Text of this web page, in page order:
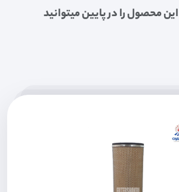
محصول را در پایین میتوانید